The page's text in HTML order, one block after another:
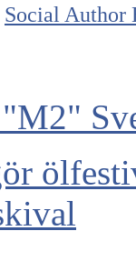
Social Author